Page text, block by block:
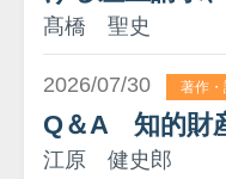
髙橋 聖史
2026/07/30 著作・
Q＆A 知的財
江原 健史郎